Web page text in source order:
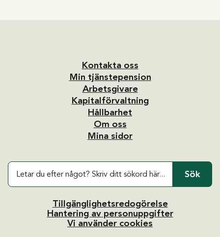
Kontakta oss
Min tjänstepension
Arbetsgivare
Kapitalförvaltning
Hållbarhet
Om oss
Mina sidor
Sök
Tillgänglighetsredogörelse
Hantering av personuppgifter
Vi använder cookies